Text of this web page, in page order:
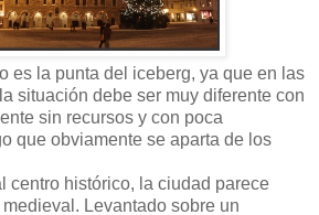
es la punta del iceberg, ya que en las
situación debe ser muy diferente con
sin recursos y con poca
que obviamente se aparta de los
centro histórico, la ciudad parece
Levantado sobre un